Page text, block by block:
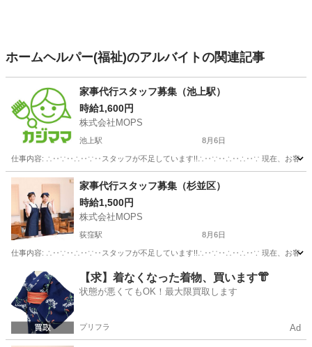
ホームヘルパー(福祉)のアルバイトの関連記事
家事代行スタッフ募集（池上駅）
時給1,600円
株式会社MOPS
池上駅 8月6日
仕事内容: ∴‥∵‥∴‥∵‥スタッフが不足しています!!∴‥∵‥∴‥∴‥∵ 現在、お客様から多
東京 大田区 池上駅 ホームヘルパー スタッフ
家事代行スタッフ募集（杉並区）
時給1,500円
株式会社MOPS
荻窪駅 8月6日
仕事内容: ∴‥∵‥∴‥∵‥スタッフが不足しています!!∴‥∵‥∴‥∴‥∵ 現在、お客様から多
東京 杉並区 荻窪駅 その他 スタッフ
【求】着なくなった着物、買います👘
状態が悪くてもOK！最大限買取します
プリフラ Ad